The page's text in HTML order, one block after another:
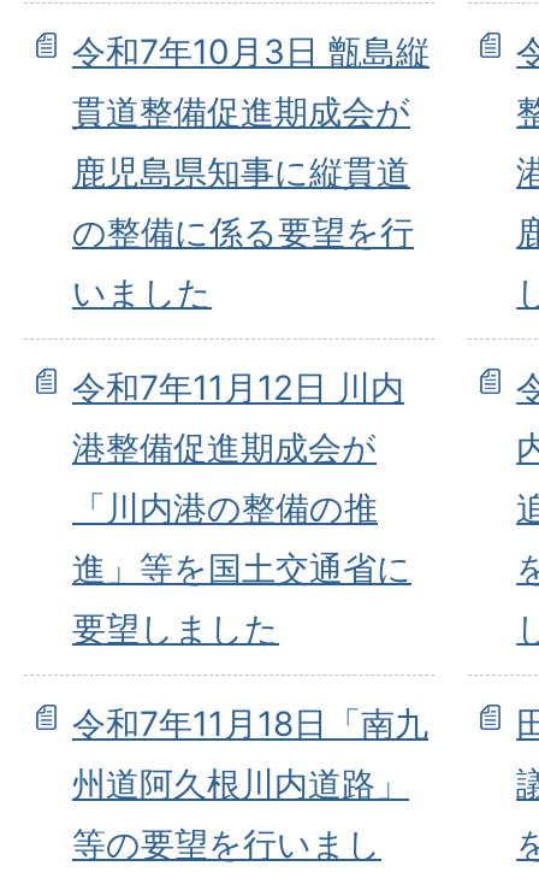
令和7年10月3日 甑島縦
貫道整備促進期成会が
鹿児島県知事に縦貫道
の整備に係る要望を行
いました
令和7年11月12日 川内
港整備促進期成会が
「川内港の整備の推
進」等を国土交通省に
要望しました
令和7年11月18日「南九
州道阿久根川内道路」
等の要望を行いまし